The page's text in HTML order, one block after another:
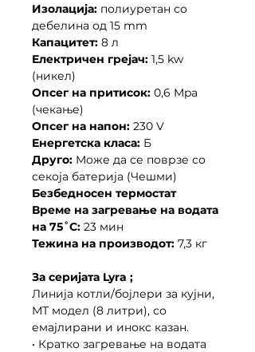
Изолација: полиуретан со
дебелина од 15 mm
Капацитет: 8 л
Електричен грејач: 1,5 kw
(никел)
Опсег на притисок: 0,6 Mpa
(чекање)
Опсег на напон: 230 V
Енергетска класа: Б
Друго: Moже да се поврзе со
секоја батерија (Чешми)
Безбедносен термостат
Време на загревање на водата
на 75˚C: 23 мин
Тежина на производот: 7,3 кг
За серијата Lyra ;
Линија котли/бојлери за кујни,
МТ модел (8 литри), со
емајлирани и инокс казан.
• Кратко загревање на водата